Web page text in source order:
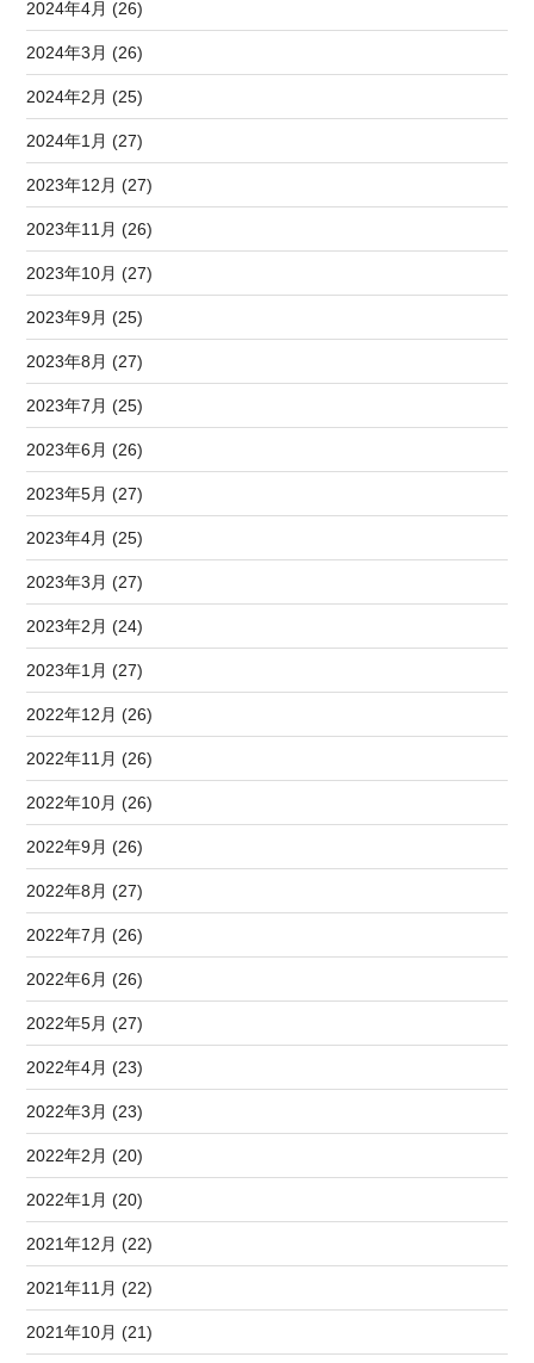
2024年4月 (26)
2024年3月 (26)
2024年2月 (25)
2024年1月 (27)
2023年12月 (27)
2023年11月 (26)
2023年10月 (27)
2023年9月 (25)
2023年8月 (27)
2023年7月 (25)
2023年6月 (26)
2023年5月 (27)
2023年4月 (25)
2023年3月 (27)
2023年2月 (24)
2023年1月 (27)
2022年12月 (26)
2022年11月 (26)
2022年10月 (26)
2022年9月 (26)
2022年8月 (27)
2022年7月 (26)
2022年6月 (26)
2022年5月 (27)
2022年4月 (23)
2022年3月 (23)
2022年2月 (20)
2022年1月 (20)
2021年12月 (22)
2021年11月 (22)
2021年10月 (21)